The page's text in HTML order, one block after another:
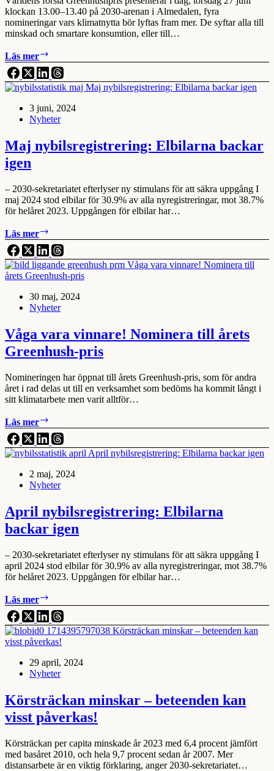
klockan 13.00–13.40 på 2030-arenan i Almedalen, fyra
nomineringar vars klimatnytta bör lyftas fram mer. De syftar alla till
minskad och smartare konsumtion, eller till…
Läs mer
Greenhush
presenterar
årets
nomineringar
3 juni, 2024
Nyheter
Maj nybilsregistrering: Elbilarna backar
igen
– 2030-sekretariatet efterlyser ny stimulans för att säkra uppgång I
maj 2024 stod elbilar för 30.9% av alla nyregistreringar, mot 38.7%
för helåret 2023. Uppgången för elbilar har…
Läs mer
nybilsregistrering:
Elbilarna
backar
igen
30 maj, 2024
Nyheter
Våga vara vinnare! Nominera till årets
Greenhush-pris
Nomineringen har öppnat till årets Greenhush-pris, som för andra
året i rad delas ut till en verksamhet som bedöms ha kommit långt i
sitt klimatarbete men varit alltför…
Läs mer
vara
vinnare!
Nominera
årets
Greenhush-
2 maj, 2024
Nyheter
April nybilsregistrering: Elbilarna
backar igen
– 2030-sekretariatet efterlyser ny stimulans för att säkra uppgång I
april 2024 stod elbilar för 30.9% av alla nyregistreringar, mot 38.7%
för helåret 2023. Uppgången för elbilar har…
Läs mer
nybilsregistrering:
Elbilarna
backar
igen
29 april, 2024
Nyheter
Körsträckan minskar – beteenden kan
visst påverkas!
Körsträckan per capita minskade år 2023 med 6,4 procent jämfört
med basåret 2010, och hela 9,7 procent sedan år 2007. Mer
distansarbete är en viktig förklaring, anger 2030-sekretariatet…